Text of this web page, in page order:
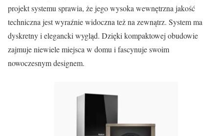
projekt systemu sprawia, że jego wysoka wewnętrzna jakość
techniczna jest wyraźnie widoczna też na zewnątrz. System ma
dyskretny i elegancki wygląd. Dzięki kompaktowej obudowie
zajmuje niewiele miejsca w domu i fascynuje swoim
nowoczesnym designem.